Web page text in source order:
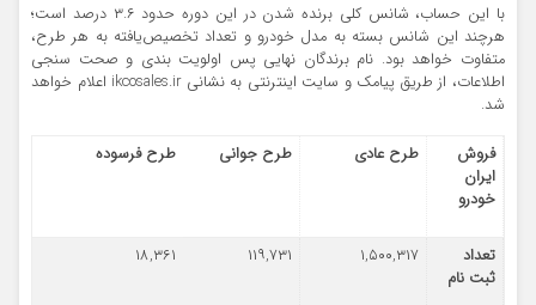
با این حساب، شانس کلی برنده شدن در این دوره حدود ۳.۶ درصد است؛
هرچند این شانس بسته به مدل خودرو و تعداد تخصیص‌یافته به هر طرح،
متفاوت خواهد بود. نام برندگان نهایی پس اولویت بندی و صحت ‌سنجی
اطلاعات، از طریق پیامک و سایت اینترنتی به نشانی ikcosales.ir اعلام خواهد
شد.
فروش
ایران
خودرو
طرح عادی طرح جوانی طرح فرسوده
تعداد
ثبت نام
۱,۵۰۰,۳۱۷ ۱۱۹,۷۳۱ ۱۸,۳۶۱